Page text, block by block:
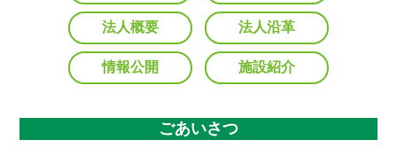
法人概要 法人沿革
情報公開 施設紹介
ごあいさつ